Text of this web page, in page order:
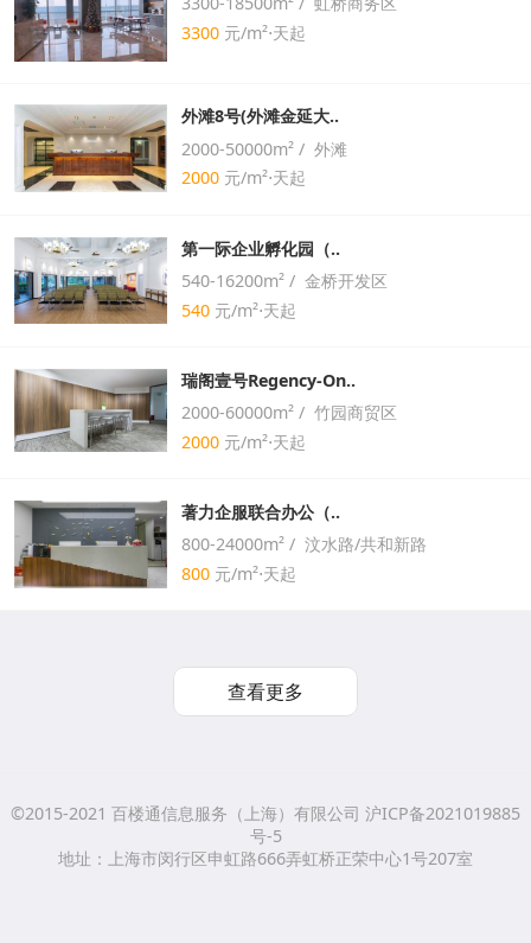
3300 元/m²⋅天起
外滩8号(外滩金延大..
2000-50000m² / 外滩
2000 元/m²⋅天起
第一际企业孵化园（..
540-16200m² / 金桥开发区
540 元/m²⋅天起
瑞阁壹号Regency-On..
2000-60000m² / 竹园商贸区
2000 元/m²⋅天起
著力企服联合办公（..
800-24000m² / 汶水路/共和新路
800 元/m²⋅天起
查看更多
©2015-2021 百楼通信息服务（上海）有限公司 沪ICP备2021019885
号-5
地址：上海市闵行区申虹路666弄虹桥正荣中心1号207室